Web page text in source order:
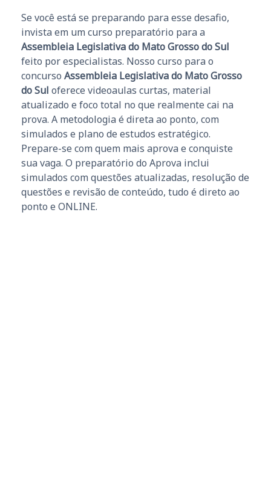
Se você está se preparando para esse desafio,
invista em um curso preparatório para a
Assembleia Legislativa do Mato Grosso do Sul
feito por especialistas. Nosso curso para o
concurso Assembleia Legislativa do Mato Grosso
do Sul oferece videoaulas curtas, material
atualizado e foco total no que realmente cai na
prova. A metodologia é direta ao ponto, com
simulados e plano de estudos estratégico.
Prepare-se com quem mais aprova e conquiste
sua vaga. O preparatório do Aprova inclui
simulados com questões atualizadas, resolução de
questões e revisão de conteúdo, tudo é direto ao
ponto e ONLINE.